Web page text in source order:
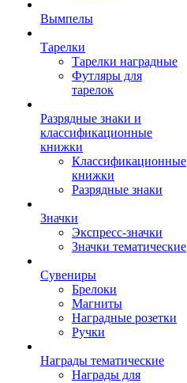
Вымпелы
Тарелки
Тарелки наградные
Футляры для
тарелок
Разрядные знаки и
классификационные
книжки
Классификационные
книжки
Разрядные знаки
Значки
Экспресс-значки
Значки тематические
Сувениры
Брелоки
Магниты
Наградные розетки
Ручки
Награды тематические
Награды для